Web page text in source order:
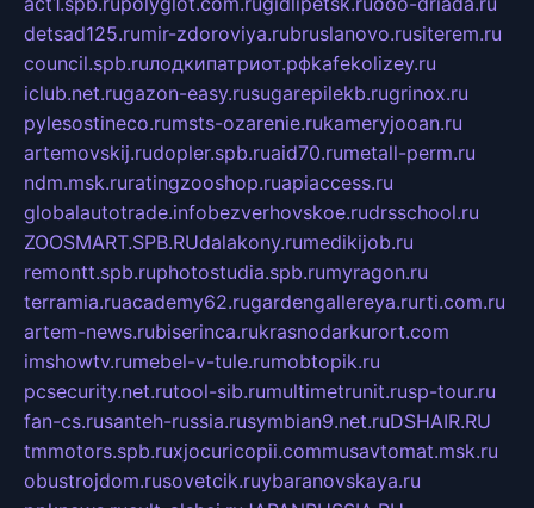
detsad125.rumir-zdoroviya.rubruslanovo.rusiterem.ru
council.spb.ruлодкипатриот.рфkafekolizey.ru
iclub.net.rugazon-easy.rusugarepilekb.rugrinox.ru
pylesostineco.rumsts-ozarenie.rukameryjooan.ru
artemovskij.rudopler.spb.ruaid70.rumetall-perm.ru
ndm.msk.ruratingzooshop.ruapiaccess.ru
globalautotrade.infobezverhovskoe.rudrsschool.ru
ZOOSMART.SPB.RUdalakony.rumedikijob.ru
remontt.spb.ruphotostudia.spb.rumyragon.ru
terramia.ruacademy62.rugardengallereya.rurti.com.ru
artem-news.rubiserinca.rukrasnodarkurort.com
imshowtv.rumebel-v-tule.rumobtopik.ru
pcsecurity.net.rutool-sib.rumultimetrunit.rusp-tour.ru
fan-cs.rusanteh-russia.rusymbian9.net.ruDSHAIR.RU
tmmotors.spb.ruxjocuricopii.commusavtomat.msk.ru
obustrojdom.rusovetcik.ruybaranovskaya.ru